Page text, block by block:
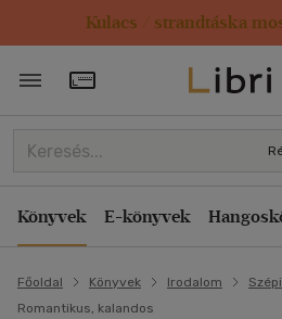
Kulacs / strandtáska
Törzsvásárlói Kártya
Könyvek E-könyvek
Főoldal Könyvek Irodalom
Romantikus, kalandos